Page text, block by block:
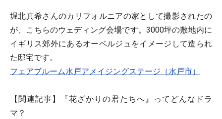
堀北真希さんのカリフォルニアの家として撮影されたの
が、こちらのウェディング会場です。3000坪の敷地内に
イギリス郊外にあるオーベルジュをイメージして造られ
た邸宅です。
フェアブルーム水戸アメイジングステージ（水戸市）
【関連記事】『花ざかりの君たちへ』ってどんなドラ
マ？